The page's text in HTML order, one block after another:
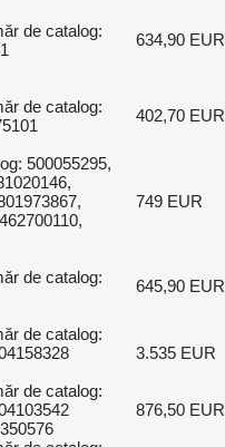
de catalog:
634,90 EUR
de catalog:
402,70 EUR
500055295,
749 EUR
de catalog:
645,90 EUR
de catalog:
3.535 EUR
de catalog:
876,50 EUR